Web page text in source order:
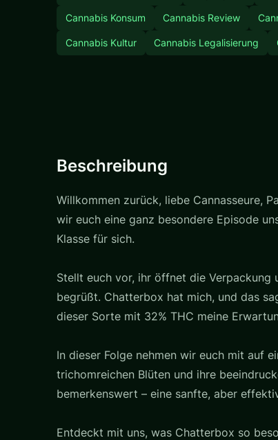
Cannabis Konsum Cannabis Review
Cannabis Kultur Cannabis Legalisierung
Beschreibung
Willkommen zurück, liebe Cannasseure,
wir euch eine ganz besondere Episode
Klasse für sich.
Stellt euch vor, ihr öffnet die Verpackung
begrüßt. Chatterbox hat mich, und das
dieser Sorte mit 32% THC meine
In dieser Folge nehmen wir euch mit auf
trichomreichen Blüten und ihre
bemerkenswert – eine sanfte, aber
Entdeckt mit uns, was Chatterbox so